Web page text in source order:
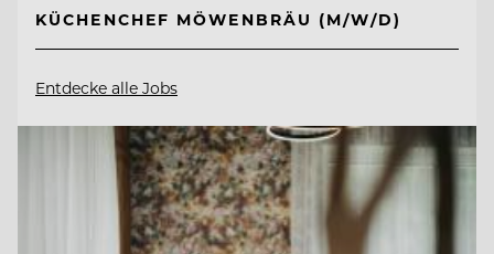
KÜCHENCHEF MÖWENBRÄU (M/W/D)
Entdecke alle Jobs